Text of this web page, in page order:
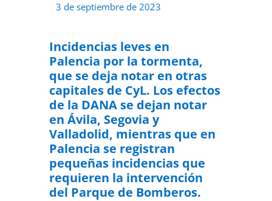
3 de septiembre de 2023
Incidencias leves en
Palencia por la tormenta,
que se deja notar en otras
capitales de CyL. Los efectos
de la DANA se dejan notar
en Ávila, Segovia y
Valladolid, mientras que en
Palencia se registran
pequeñas incidencias que
requieren la intervención
del Parque de Bomberos.